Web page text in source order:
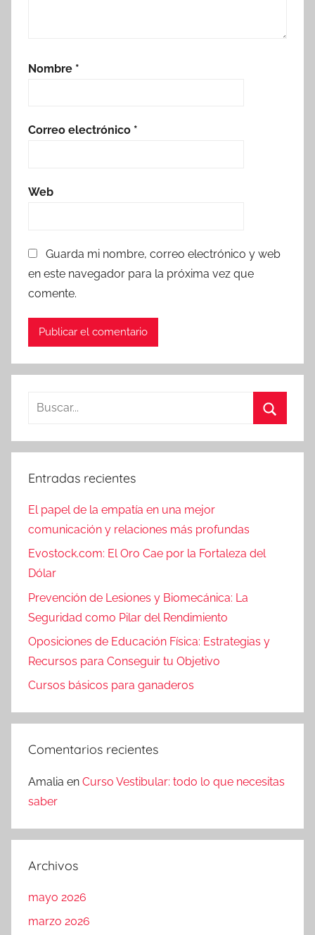
Nombre *
Correo electrónico *
Web
Guarda mi nombre, correo electrónico y web
en este navegador para la próxima vez que
comente.
Buscar:
Entradas recientes
El papel de la empatía en una mejor
comunicación y relaciones más profundas
Evostock.com: El Oro Cae por la Fortaleza del
Dólar
Prevención de Lesiones y Biomecánica: La
Seguridad como Pilar del Rendimiento
Oposiciones de Educación Física: Estrategias y
Recursos para Conseguir tu Objetivo
Cursos básicos para ganaderos
Comentarios recientes
Amalia en Curso Vestibular: todo lo que necesitas
saber
Archivos
mayo 2026
marzo 2026